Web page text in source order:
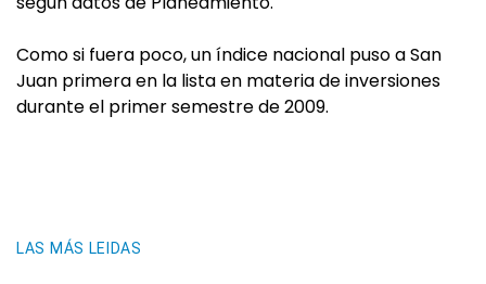
Como si fuera poco, un índice nacional puso a San
Juan primera en la lista en materia de inversiones
durante el primer semestre de 2009.
LAS MÁS LEIDAS